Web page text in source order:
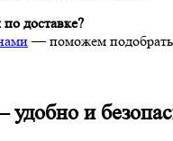
доставке?
— поможем подобрать
удобно и